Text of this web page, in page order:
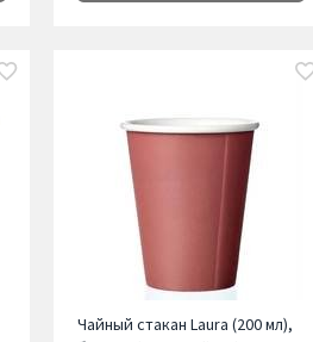
Чайный стакан Laura (200 мл),